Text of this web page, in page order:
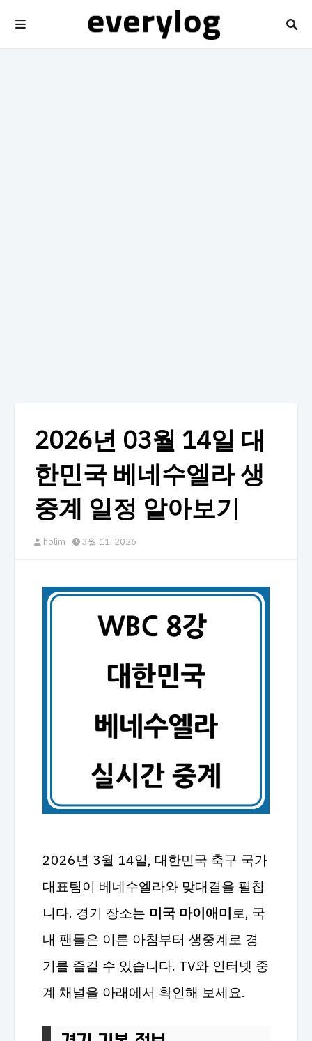
2026년 03월 14일 대
한민국 베네수엘라 생
중계 일정 알아보기
holim 3월 11, 2026
2026년 3월 14일, 대한민국 축구 국가
대표팀이 베네수엘라와 맞대결을 펼칩
니다. 경기 장소는 미국 마이애미 로, 국
내 팬들은 이른 아침부터 생중계로 경
기를 즐길 수 있습니다. TV와 인터넷 중
계 채널을 아래에서 확인해 보세요.